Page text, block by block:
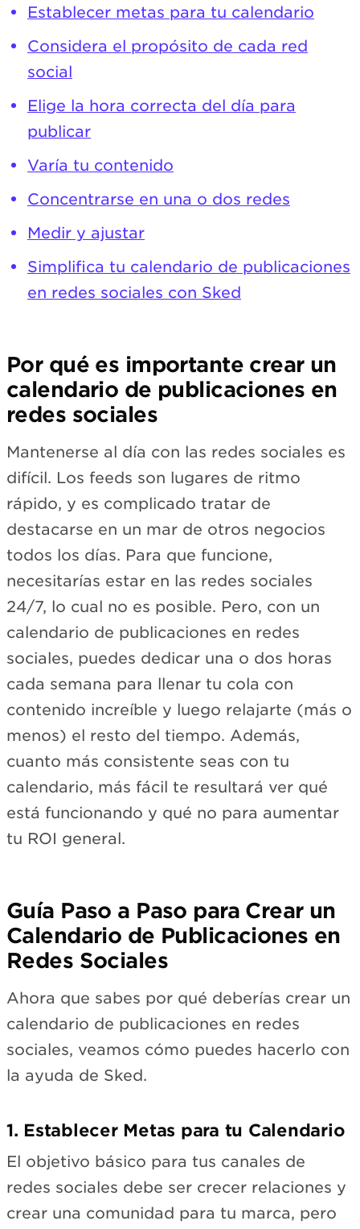
Establecer metas para tu calendario
Considera el propósito de cada red
social
Elige la hora correcta del día para
publicar
Varía tu contenido
Concentrarse en una o dos redes
Medir y ajustar
Simplifica tu calendario de publicaciones
en redes sociales con Sked
Por qué es importante crear un
calendario de publicaciones en
redes sociales
Mantenerse al día con las redes sociales es
difícil. Los feeds son lugares de ritmo
rápido, y es complicado tratar de
destacarse en un mar de otros negocios
todos los días. Para que funcione,
necesitarías estar en las redes sociales
24/7, lo cual no es posible. Pero, con un
calendario de publicaciones en redes
sociales, puedes dedicar una o dos horas
cada semana para llenar tu cola con
contenido increíble y luego relajarte (más o
menos) el resto del tiempo. Además,
cuanto más consistente seas con tu
calendario, más fácil te resultará ver qué
está funcionando y qué no para aumentar
tu ROI general.
Guía Paso a Paso para Crear un
Calendario de Publicaciones en
Redes Sociales
Ahora que sabes por qué deberías crear un
calendario de publicaciones en redes
sociales, veamos cómo puedes hacerlo con
la ayuda de Sked.
1. Establecer Metas para tu Calendario
El objetivo básico para tus canales de
redes sociales debe ser crecer relaciones y
crear una comunidad para tu marca, pero